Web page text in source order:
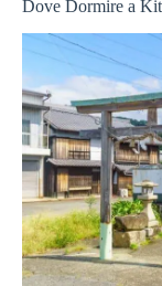
Dove Dormire a